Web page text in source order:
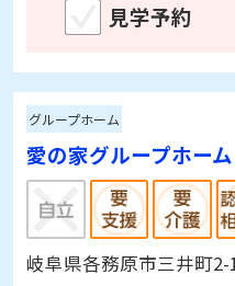
見学予約
グループホーム
愛の家グループホー
岐阜県各務原市三井町2-